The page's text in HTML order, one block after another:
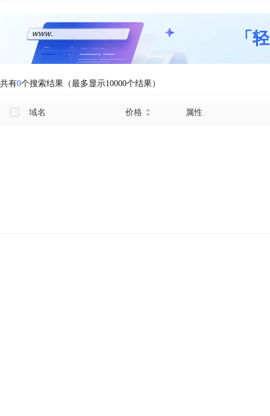
「
共有0个搜索结果（最多显示10000个结果）
域名 价格 属性